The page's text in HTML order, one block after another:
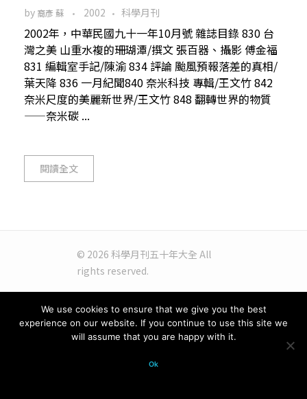
by 裔彥 蘇 2002 科學月刊
2002年，中華民國九十一年10月號 雜誌目錄 830 台
灣之美 山重水複的珊瑚潭/撰文 張百器、攝影 傅金福
831 編輯室手記/陳渝 834 評論 颱風預報落差的真相/
葉天降 836 一月紀聞840 奈米科技 專輯/王文竹 842
奈米尺度的美麗新世界/王文竹 848 翻轉世界的物質
——奈米碳 ...
閱讀全文
© 2026 科學月刊五十年大全 All
rights reserved.
We use cookies to ensure that we give you the best
experience on our website. If you continue to use this site we
will assume that you are happy with it.
Ok